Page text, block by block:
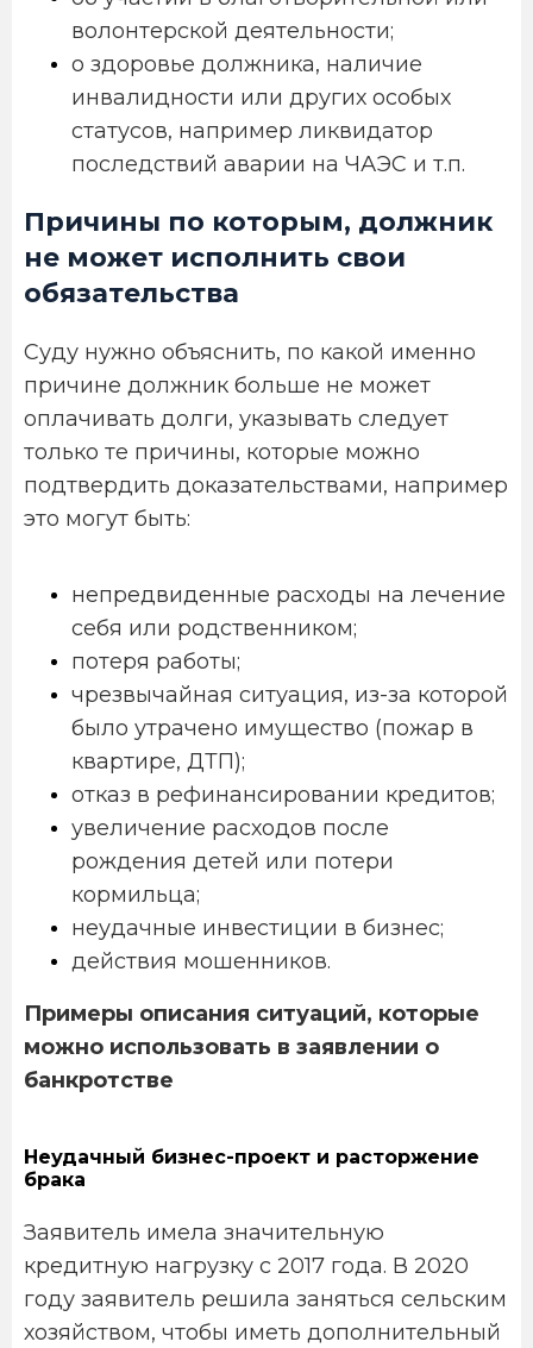
волонтерской деятельности;
о здоровье должника, наличие
инвалидности или других особых
статусов, например ликвидатор
последствий аварии на ЧАЭС и т.п.
Причины по которым, должник
не может исполнить свои
обязательства
Суду нужно объяснить, по какой именно
причине должник больше не может
оплачивать долги, указывать следует
только те причины, которые можно
подтвердить доказательствами, например
это могут быть:
непредвиденные расходы на лечение
себя или родственником;
потеря работы;
чрезвычайная ситуация, из-за которой
было утрачено имущество (пожар в
квартире, ДТП);
отказ в рефинансировании кредитов;
увеличение расходов после
рождения детей или потери
кормильца;
неудачные инвестиции в бизнес;
действия мошенников.
Примеры описания ситуаций, которые
можно использовать в заявлении о
банкротстве
Неудачный бизнес-проект и расторжение
брака
Заявитель имела значительную
кредитную нагрузку с 2017 года. В 2020
году заявитель решила заняться сельским
хозяйством, чтобы иметь дополнительный